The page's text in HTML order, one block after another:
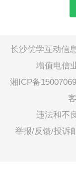
长沙优学互动信
增值电信
湘ICP备
违法和不
举报/反馈/投诉